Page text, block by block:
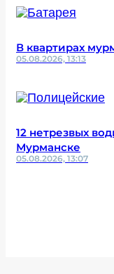
В квартирах
05.08.2026, 13:13
12 нетрезвых
Мурманске
05.08.2026, 13:07